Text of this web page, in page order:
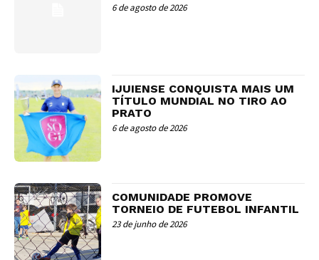
6 de agosto de 2026
IJUIENSE CONQUISTA MAIS UM
TÍTULO MUNDIAL NO TIRO AO
PRATO
6 de agosto de 2026
COMUNIDADE PROMOVE
TORNEIO DE FUTEBOL INFANTIL
23 de junho de 2026